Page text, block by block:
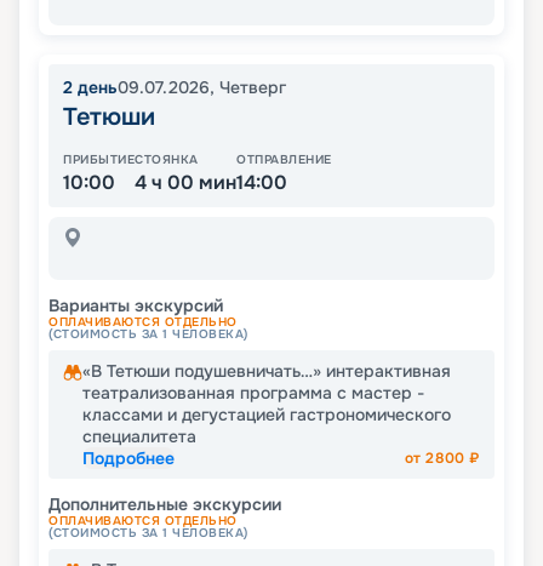
2 день09.07.2026, Четверг
Тетюши
ПРИБЫТИЕ
10:00
СТОЯНКА
4 ч 00 мин
ОТПРАВЛЕНИЕ
14:00
Варианты экскурсий
ОПЛАЧИВАЮТСЯ ОТДЕЛЬНО
(СТОИМОСТЬ ЗА 1 ЧЕЛОВЕКА)
«В Тетюши подушевничать…» интерактивная
театрализованная программа с мастер -
классами и дегустацией гастрономического
специалитета
Подробнее
от2800 ₽
Дополнительные экскурсии
ОПЛАЧИВАЮТСЯ ОТДЕЛЬНО
(СТОИМОСТЬ ЗА 1 ЧЕЛОВЕКА)